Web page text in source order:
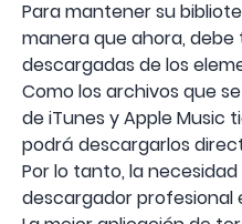
Para mantener su
manera que ahora, debe
descargadas de los
Como los archivos que
de iTunes y Apple Music
podrá descargarlos
Por lo tanto, la
descargador profesional